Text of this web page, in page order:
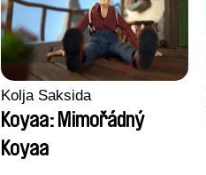
Kolja Saksida
Koyaa: Mimořádný
Koyaa